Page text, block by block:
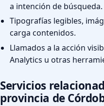
a intención de búsqueda.
Tipografías legibles,
carga contenidos.
Llamados a la acción
Analytics u otras
Servicios
provincia de